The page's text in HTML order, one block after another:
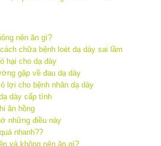
nên ăn gì?
chữa bệnh loét dạ dày sai lầm
hại cho dạ đày
gặp về đau dạ dày
lợi cho bệnh nhân dạ dày
dày cấp tính
ăn hồng
những điều này
nhanh??
và không nên ăn gì?